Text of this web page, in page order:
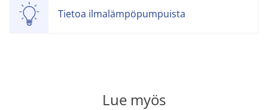
Tietoa ilmalämpöpumpuista
Lue myös